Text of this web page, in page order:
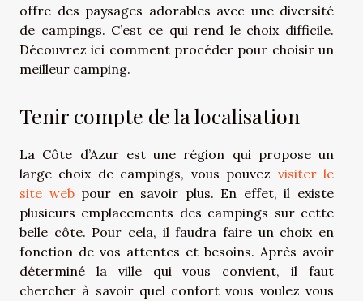
offre des paysages adorables avec une diversité
de campings. C’est ce qui rend le choix difficile.
Découvrez ici comment procéder pour choisir un
meilleur camping.
Tenir compte de la localisation
La Côte d’Azur est une région qui propose un
large choix de campings, vous pouvez visiter le
site webpour en savoir plus. En effet, il existe
plusieurs emplacements des campings sur cette
belle côte. Pour cela, il faudra faire un choix en
fonction de vos attentes et besoins. Après avoir
déterminé la ville qui vous convient, il faut
chercher à savoir quel confort vous voulez vous